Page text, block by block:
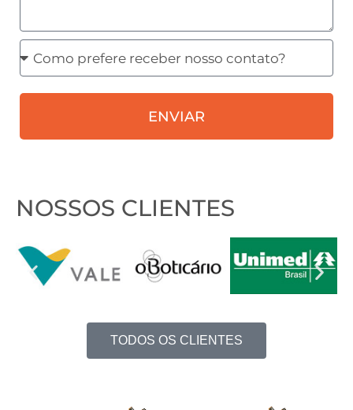
Como
prefere
receber
contato?
ENVIAR
NOSSOS CLIENTES
TODOS OS CLIENTES